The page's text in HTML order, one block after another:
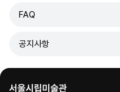
FAQ
공지사항